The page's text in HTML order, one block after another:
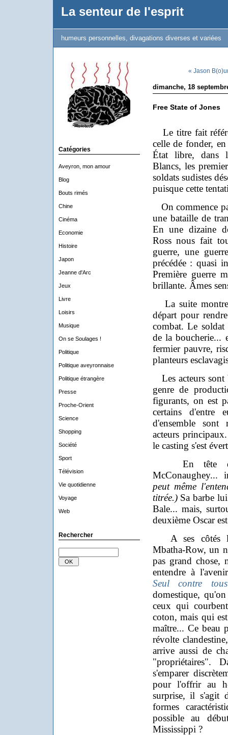
La senteur de l'esprit
humeurs personnelles, divagations diverses et variées
Catégories
Aveyron, mon amour
Blog
Bouts rimés
Chine
Cinéma
Economie
Histoire
Japon
Jeanne d'Arc
Jeux
Livre
Loisirs
Musique
On se Soulages !
Politique
Politique aveyronnaise
Politique étrangère
Presse
Proche-Orient
Science
Shopping
Société
Sport
Télévision
Vie quotidienne
Voyage
Web
Rechercher
« Jason
dimanche, 18
Free State of Jones
Le titre fait
celle de fonder,
État libre, dans
Blancs, les
soldats sudistes
puisque cette
On commence
une bataille de
En une dizaine
Ross nous fait
guerre, une
précédée : quasi
Première guerre
brillante. Âmes
La suite montre
départ pour
combat. Le soldat
de la boucherie...
fermier pauvre,
planteurs
Les acteurs sont
genre de
figurants, on est
certains d'entre
d'ensemble sont
acteurs
le casting s'est
En tête
McConaughey...
peut même
titrée.)Sa barbe
Bale... mais,
deuxième Oscar
A ses côtés
Mbatha-Row, un
pas grand chose,
entendre à
Seul contre tous
domestique,
ceux qui
coton, mais qui
maître... Ce beau
révolte
arrive aussi de
"propriétaires".
s'emparer
pour l'offrir au
surprise, il s'agit
formes
possible au
Mississippi ?